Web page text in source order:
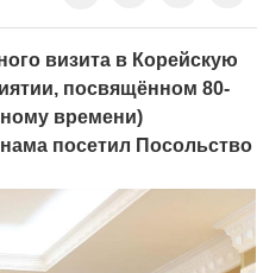
визита в Корейскую
посвящённом 80-
времени)
посетил Посольство